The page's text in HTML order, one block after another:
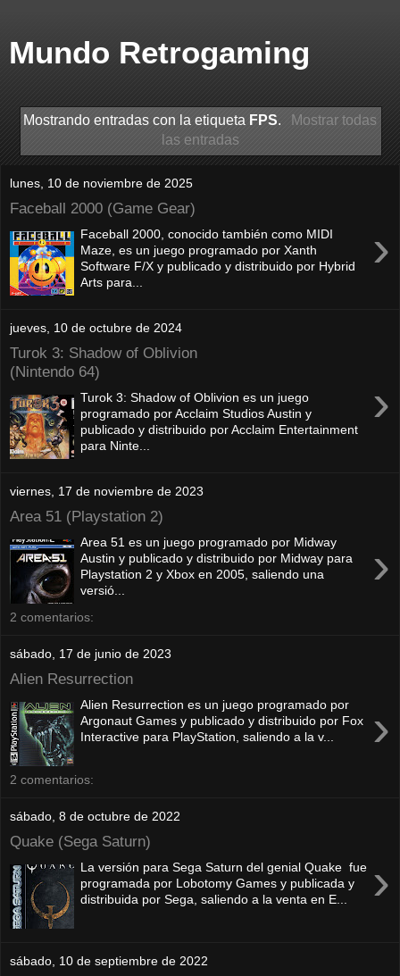
Mundo Retrogaming
Mostrando entradas con la etiqueta FPS.
Mostrar todas
las entradas
lunes, 10 de noviembre de 2025
Faceball 2000 (Game Gear)
›
Faceball 2000, conocido también como MIDI
Maze, es un juego programado por Xanth
Software F/X y publicado y distribuido por Hybrid
Arts para...
jueves, 10 de octubre de 2024
Turok 3: Shadow of Oblivion
(Nintendo 64)
›
Turok 3: Shadow of Oblivion es un juego
programado por Acclaim Studios Austin y
publicado y distribuido por Acclaim Entertainment
para Ninte...
viernes, 17 de noviembre de 2023
Area 51 (Playstation 2)
›
Area 51 es un juego programado por Midway
Austin y publicado y distribuido por Midway para
Playstation 2 y Xbox en 2005, saliendo una
versió...
2 comentarios:
sábado, 17 de junio de 2023
Alien Resurrection
›
Alien Resurrection es un juego programado por
Argonaut Games y publicado y distribuido por Fox
Interactive para PlayStation, saliendo a la v...
2 comentarios:
sábado, 8 de octubre de 2022
Quake (Sega Saturn)
›
La versión para Sega Saturn del genial Quake fue
programada por Lobotomy Games y publicada y
distribuida por Sega, saliendo a la venta en E...
sábado, 10 de septiembre de 2022